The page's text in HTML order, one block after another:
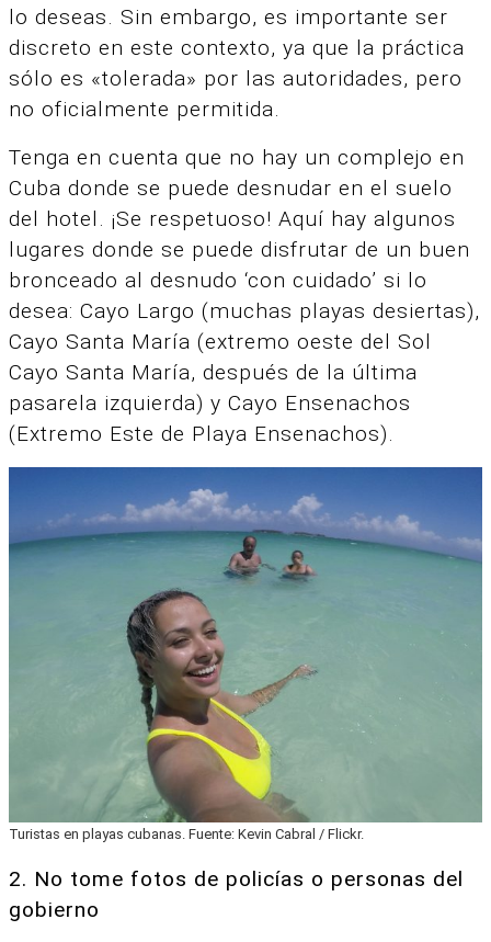
lo deseas. Sin embargo, es importante ser
discreto en este contexto, ya que la práctica
sólo es «tolerada» por las autoridades, pero
no oficialmente permitida.
Tenga en cuenta que no hay un complejo en
Cuba donde se puede desnudar en el suelo
del hotel. ¡Se respetuoso! Aquí hay algunos
lugares donde se puede disfrutar de un buen
bronceado al desnudo ‘con cuidado’ si lo
desea: Cayo Largo (muchas playas desiertas),
Cayo Santa María (extremo oeste del Sol
Cayo Santa María, después de la última
pasarela izquierda) y Cayo Ensenachos
(Extremo Este de Playa Ensenachos).
Turistas en playas cubanas. Fuente: Kevin Cabral / Flickr.
2. No tome fotos de policías o personas del
gobierno